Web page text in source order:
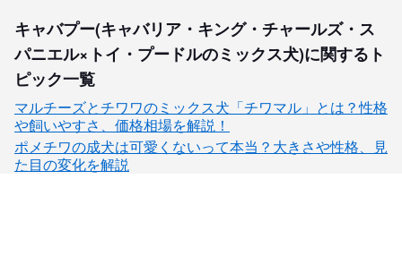
キャバプー(キャバリア・キング・チャールズ・ス
パニエル×トイ・プードルのミックス犬)に関するト
ピック一覧
マルチーズとチワワのミックス犬「チワマル」とは？性格
や飼いやすさ、価格相場を解説！
ポメチワの成犬は可愛くないって本当？大きさや性格、見
た目の変化を解説